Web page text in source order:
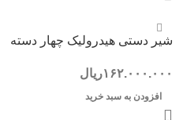
شیر دستی هیدرولیک چهار دسته
۱۶۲.۰۰۰.۰۰۰ریال
افزودن به سبد خرید